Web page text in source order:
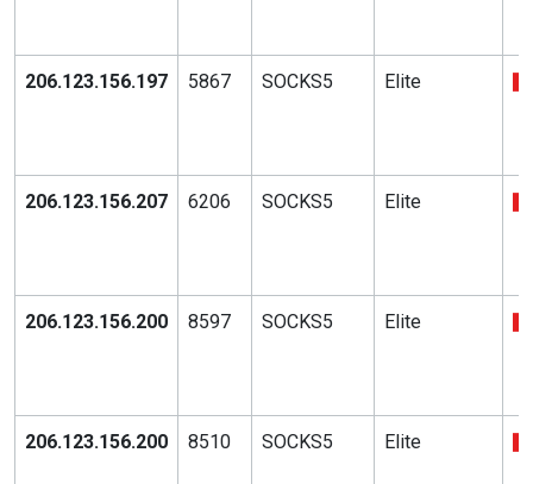
206.123.156.197 5867 SOCKS5 Elite
206.123.156.207 6206 SOCKS5 Elite
206.123.156.200 8597 SOCKS5 Elite
206.123.156.200 8510 SOCKS5 Elite